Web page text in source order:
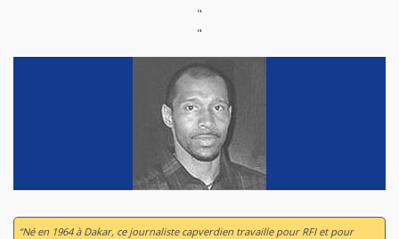
"
"
“Né en 1964 à Dakar, ce journaliste capverdien travaille pour RFI et pour